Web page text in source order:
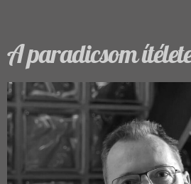
A paradicsom